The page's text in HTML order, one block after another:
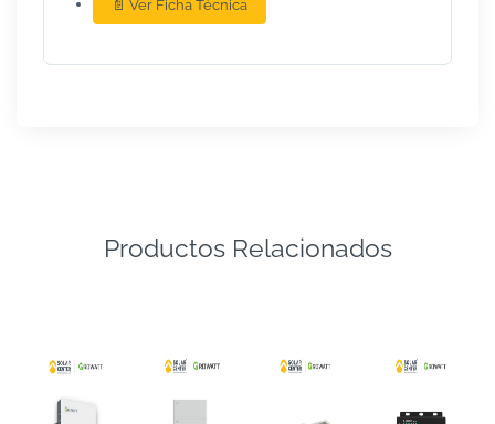
📄 Ver Ficha Técnica
Productos Relacionados